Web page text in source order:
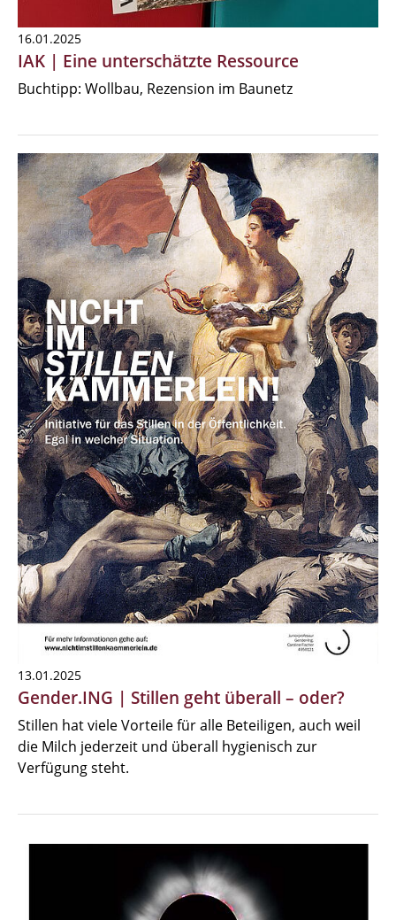
16.01.2025
IAK | Eine unterschätzte Ressource
Buchtipp: Wollbau, Rezension im Baunetz
13.01.2025
Gender.ING | Stillen geht überall – oder?
Stillen hat viele Vorteile für alle Beteiligen, auch weil
die Milch jederzeit und überall hygienisch zur
Verfügung steht.